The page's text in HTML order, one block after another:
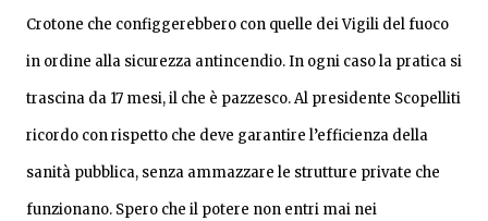
Crotone che configgerebbero con quelle dei Vigili del fuoco
in ordine alla sicurezza antincendio. In ogni caso la pratica si
trascina da 17 mesi, il che è pazzesco. Al presidente Scopelliti
ricordo con rispetto che deve garantire l’efficienza della
sanità pubblica, senza ammazzare le strutture private che
funzionano. Spero che il potere non entri mai nei